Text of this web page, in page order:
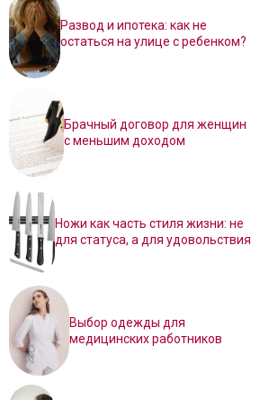
Развод и ипотека: как не
остаться на улице с ребенком?
Брачный договор для женщин
с меньшим доходом
Ножи как часть стиля жизни: не
для статуса, а для удовольствия
Выбор одежды для
медицинских работников